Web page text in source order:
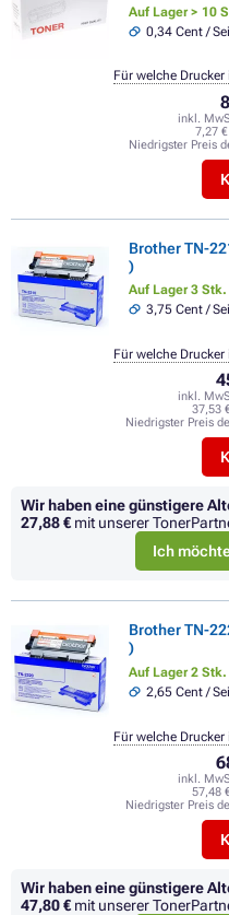
Auf Lager > 10
0,34 Cent /
inkl.
7,27
Niedrigster Preis
Für welche
Brother TN-
)
Auf Lager 3 Stk.
3,75 Cent /
inkl.
37,53
Niedrigster Preis
Für welche
Wir haben eine günstigere
27,88 € mit unserer
Ich
Brother TN-
)
Auf Lager 2 Stk.
2,65 Cent /
inkl.
57,48
Niedrigster Preis
Für welche
Wir haben eine günstigere
47,80 € mit unserer